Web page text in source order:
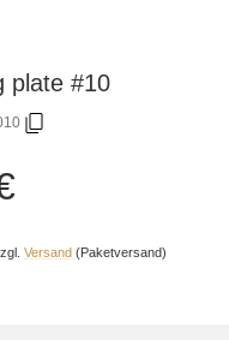
plate #10
Versand (Paketversand)